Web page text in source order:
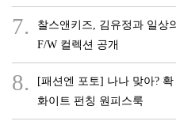
7.
찰스앤키즈, 김유정과 일상
F/W 컬렉션 공개
8.
[패션엔 포토] 나나 맞아?
화이트 펀칭 원피스룩